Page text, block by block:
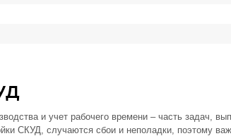
и учет рабочего времени – часть задач,
СКУД, случаются сбои и неполадки, поэтому